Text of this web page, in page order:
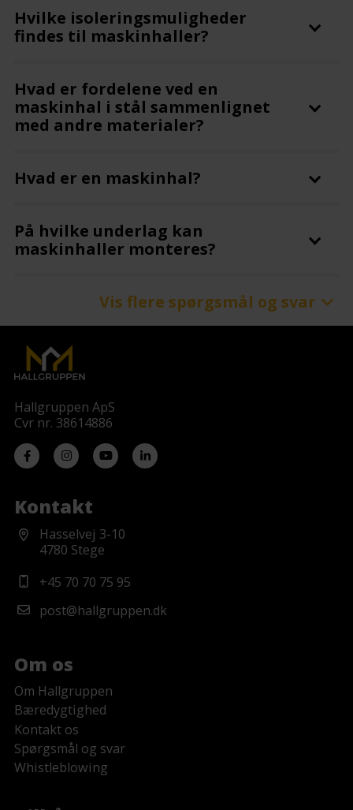
Hvilke isoleringsmuligheder
findes til maskinhaller?
Hvad er fordelene ved en
maskinhal i stål sammenlignet
med andre materialer?
Hvad er en maskinhal?
På hvilke underlag kan
maskinhaller monteres?
Kan Hallgruppen skræddersy
tilpasses til forskellige
virksomheders unikke behov?
fleksible løsninger til
maskinhaller?
Vis flere spørgsmål og svar
Hallgruppen ApS
Cvr nr. 38614886
Kontakt
Hasselvej 3-10
4780 Stege
+45 70 70 75 95
post@hallgruppen.dk
Om os
Om Hallgruppen
Bæredygtighed
Kontakt os
Spørgsmål og svar
Whistleblowing